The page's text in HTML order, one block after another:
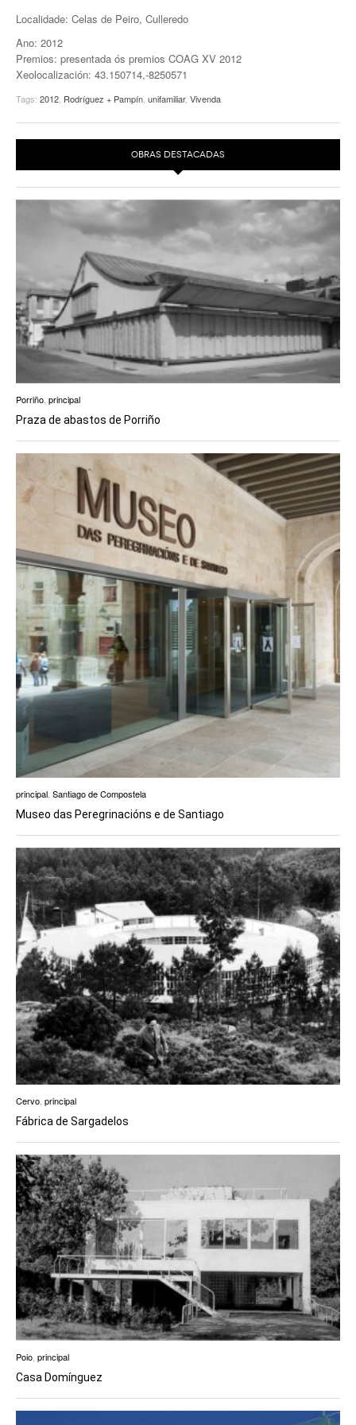
EUROPAN
Localidade: Celas de Peiro, Culleredo
Ano: 2012
Premios: presentada ós premios COAG XV 2012
Xeolocalización: 43.150714,-8250571
Tags: 2012, Rodríguez + Pampín, unifamiliar, Vivenda
OBRAS DESTACADAS
Porriño principal
Praza de abastos de Porriño
principal Santiago de Compostela
Museo das Peregrinacións e de Santiago
Cervo principal
Fábrica de Sargadelos
Poio principal
Casa Domínguez